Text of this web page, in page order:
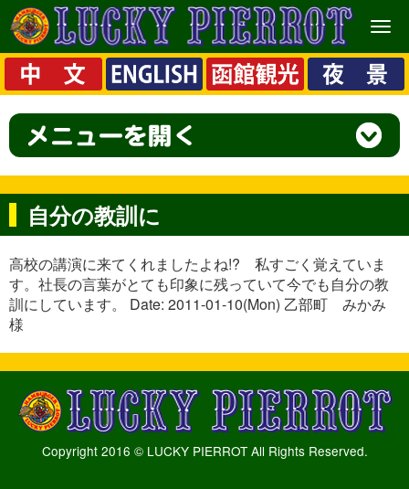
メ
ニ
ュ
ー
自分の教訓に
高校の講演に来てくれましたよね!? 私すごく覚えていま
す。社長の言葉がとても印象に残っていて今でも自分の教
訓にしています。 Date: 2011-01-10(Mon) 乙部町 みかみ
様
Copyright 2016 © LUCKY PIERROT All Rights Reserved.